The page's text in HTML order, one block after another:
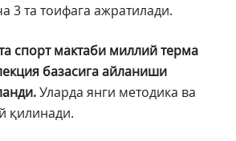
3 та тоифага ажратилади.
спорт мактаби миллий терма
базасига айланиши
Уларда янги методика ва
қилинади.